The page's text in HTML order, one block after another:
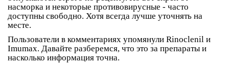
насморка и некоторые противовирусные - часто
доступны свободно. Хотя всегда лучше уточнять на
месте.
Пользователи в комментариях упомянули Rinoclenil и
Imumax. Давайте разберемся, что это за препараты и
насколько информация точна.